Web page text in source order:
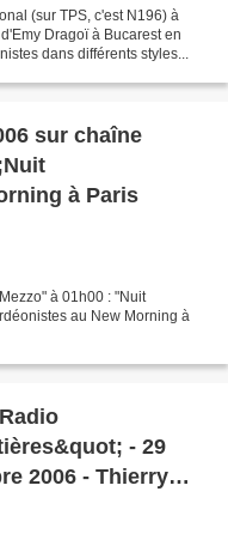
(sur TPS, c'est N196) à
Dragoï à Bucarest en
dans différents styles...
sur chaîne
à Paris
à 01h00 : "Nuit
au New Morning à
- 29
2006 - Thierry
diffusée sur